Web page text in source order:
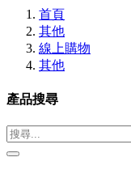
首頁
其他
線上購物
其他
產品搜尋